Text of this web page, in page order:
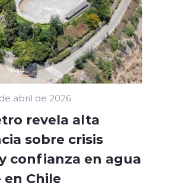
abril de 2026
revela alta
sobre crisis
confianza en agua
Chile